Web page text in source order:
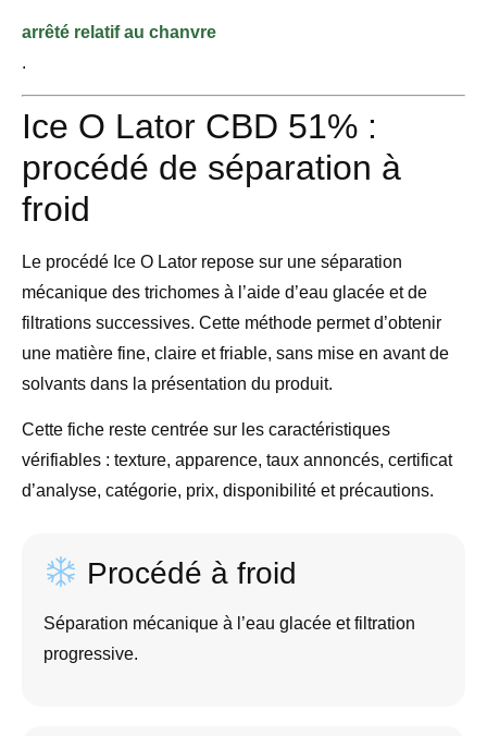
arrêté relatif au chanvre
.
Ice O Lator CBD 51% :
procédé de séparation à
froid
Le procédé Ice O Lator repose sur une séparation
mécanique des trichomes à l’aide d’eau glacée et de
filtrations successives. Cette méthode permet d’obtenir
une matière fine, claire et friable, sans mise en avant de
solvants dans la présentation du produit.
Cette fiche reste centrée sur les caractéristiques
vérifiables : texture, apparence, taux annoncés, certificat
d’analyse, catégorie, prix, disponibilité et précautions.
Procédé à froid
Séparation mécanique à l’eau glacée et filtration
progressive.